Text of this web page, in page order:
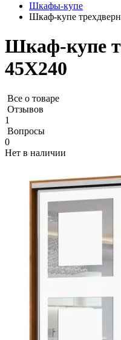
Шкафы-купе
Шкаф-купе
Шкаф-купе
45Х240
Все о товаре
Отзывов
1
Вопросы
0
Нет в наличии